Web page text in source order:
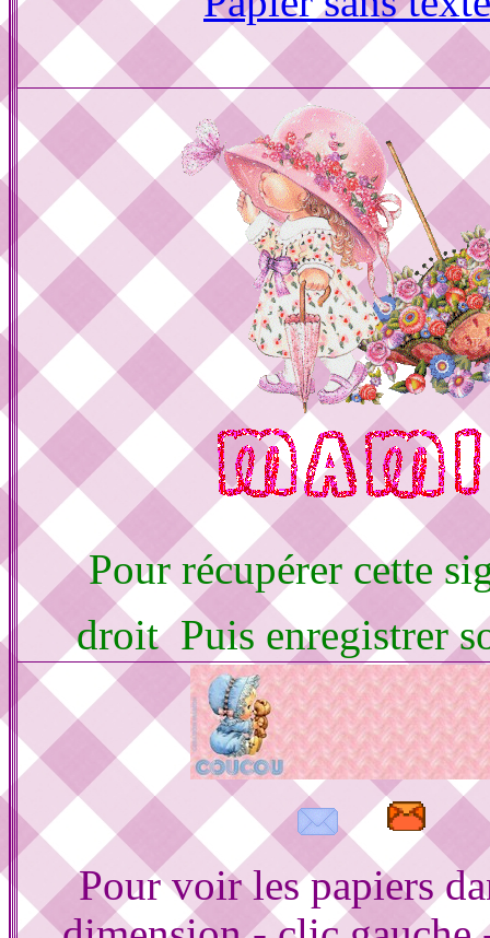
Pour récupérer cette
droit Puis enregistrer
Pour voir les papiers